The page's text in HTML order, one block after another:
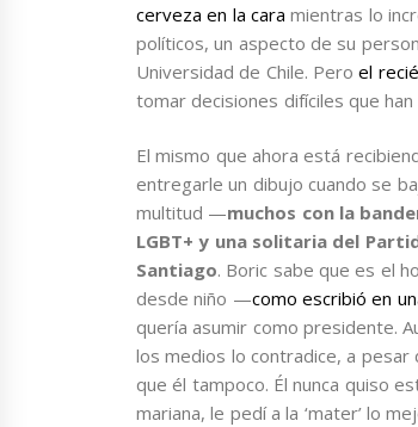
cerveza en la cara mientras lo
políticos, un aspecto de su
Universidad de Chile. Pero el
tomar decisiones difíciles que
El mismo que ahora está
entregarle un dibujo cuando se
multitud —muchos con la
LGBT+ y una solitaria del
Santiago. Boric sabe que es el
desde niño —como escribió en
quería asumir como presidente.
los medios lo contradice, a pesar
que él tampoco. Él nunca quiso
mariana, le pedí a la ‘mater’ lo